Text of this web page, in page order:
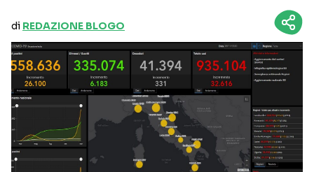
di REDAZIONE BLOGO